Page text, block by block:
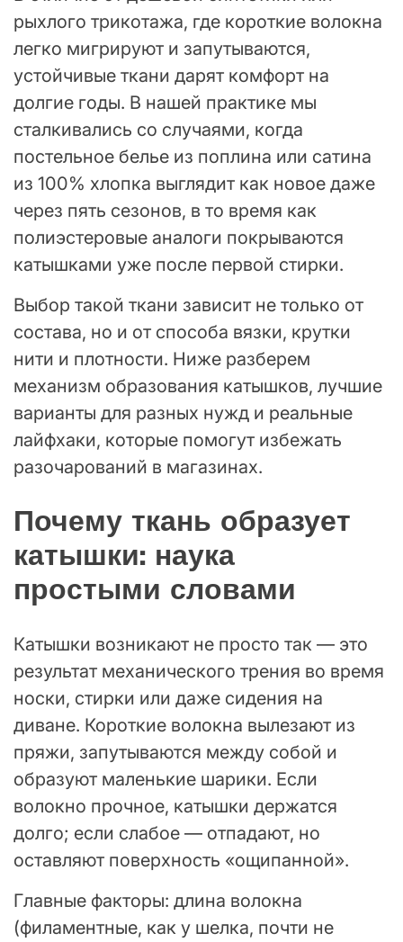
рыхлого трикотажа, где короткие волокна
легко мигрируют и запутываются,
устойчивые ткани дарят комфорт на
долгие годы. В нашей практике мы
сталкивались со случаями, когда
постельное белье из поплина или сатина
из 100% хлопка выглядит как новое даже
через пять сезонов, в то время как
полиэстеровые аналоги покрываются
катышками уже после первой стирки.
Выбор такой ткани зависит не только от
состава, но и от способа вязки, крутки
нити и плотности. Ниже разберем
механизм образования катышков, лучшие
варианты для разных нужд и реальные
лайфхаки, которые помогут избежать
разочарований в магазинах.
Почему ткань образует
катышки: наука
простыми словами
Катышки возникают не просто так — это
результат механического трения во время
носки, стирки или даже сидения на
диване. Короткие волокна вылезают из
пряжи, запутываются между собой и
образуют маленькие шарики. Если
волокно прочное, катышки держатся
долго; если слабое — отпадают, но
оставляют поверхность «ощипанной».
Главные факторы: длина волокна
(филаментные, как у шелка, почти не